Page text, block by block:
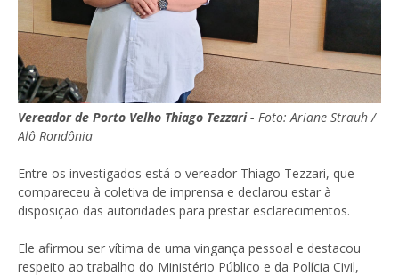
Vereador de Porto Velho Thiago Tezzari - Foto:Ariane Strauh/
Alô Rondônia
Entre os investigados está o vereador Thiago Tezzari, que
compareceu à coletiva de imprensa e declarou estar à
disposição das autoridades para prestar esclarecimentos.
Ele afirmou ser vítima de uma vingança pessoal e destacou
respeito ao trabalho do Ministério Público e da Polícia Civil,